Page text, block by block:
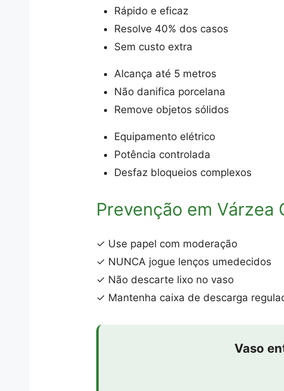
Rápido e eficaz
Resolve 40% dos casos
Sem custo extra
Alcança até 5 metros
Não danifica porcelana
Remove objetos sólidos
Equipamento elétrico
Potência controlada
Desfaz bloqueios complexos
Prevenção em Várzea
✓ Use papel com moderação
✓ NUNCA jogue lenços umedecidos
✓ Não descarte lixo no vaso
✓ Mantenha caixa de descarga
Vaso